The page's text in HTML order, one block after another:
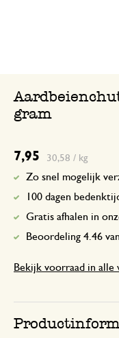
gram
7,95 30,58 / kg
Zo snel mogelijk
100 dagen
Gratis afhalen in
Beoordeling 4.46
Bekijk voorraad in alle